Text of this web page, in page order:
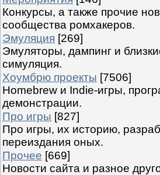
Конкурсы, а также прочие
сообщества ромхакеров.
Эмуляция [269]
Эмуляторы, дампинг и
симуляция.
Хоумбрю проекты [7506]
Homebrew и Indie-игры,
демонстрации.
Про игры [827]
Про игры, их историю,
переиздания оных.
Прочее [669]
Новости сайта и разное